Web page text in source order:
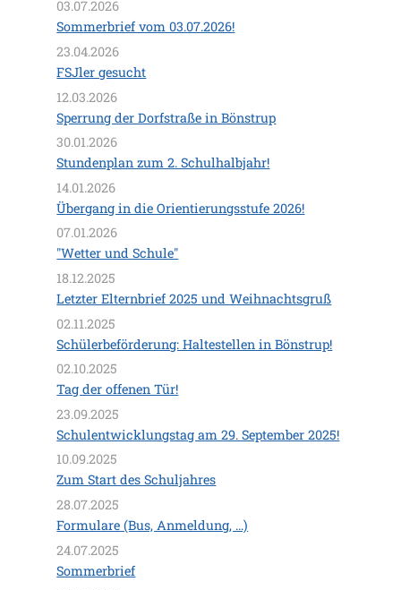
Zertifikate
Förderverein
Familienzentrum
Kontakte/Formulare/Bus
03.07.2026
Sommerbrief vom 03.07.2026!
23.04.2026
FSJler gesucht
12.03.2026
Sperrung der Dorfstraße in Bönstrup
30.01.2026
Stundenplan zum 2. Schulhalbjahr!
14.01.2026
Übergang in die Orientierungsstufe 2026!
07.01.2026
"Wetter und Schule"
18.12.2025
Letzter Elternbrief 2025 und Weihnachtsgruß
02.11.2025
Schülerbeförderung: Haltestellen in Bönstrup!
02.10.2025
Tag der offenen Tür!
23.09.2025
Schulentwicklungstag am 29. September 2025!
10.09.2025
Zum Start des Schuljahres
28.07.2025
Formulare (Bus, Anmeldung, ...)
24.07.2025
Sommerbrief